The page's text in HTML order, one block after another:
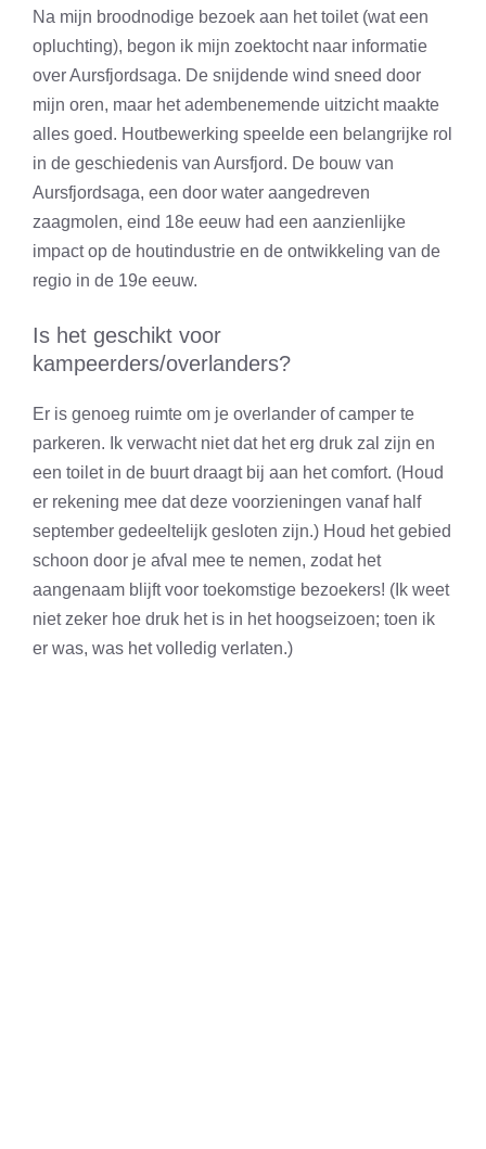
Na mijn broodnodige bezoek aan het toilet (wat een
opluchting), begon ik mijn zoektocht naar informatie
over Aursfjordsaga. De snijdende wind sneed door
mijn oren, maar het adembenemende uitzicht maakte
alles goed. Houtbewerking speelde een belangrijke rol
in de geschiedenis van Aursfjord. De bouw van
Aursfjordsaga, een door water aangedreven
zaagmolen, eind 18e eeuw had een aanzienlijke
impact op de houtindustrie en de ontwikkeling van de
regio in de 19e eeuw.
Is het geschikt voor
kampeerders/overlanders?
Er is genoeg ruimte om je overlander of camper te
parkeren. Ik verwacht niet dat het erg druk zal zijn en
een toilet in de buurt draagt bij aan het comfort. (Houd
er rekening mee dat deze voorzieningen vanaf half
september gedeeltelijk gesloten zijn.) Houd het gebied
schoon door je afval mee te nemen, zodat het
aangenaam blijft voor toekomstige bezoekers! (Ik weet
niet zeker hoe druk het is in het hoogseizoen; toen ik
er was, was het volledig verlaten.)